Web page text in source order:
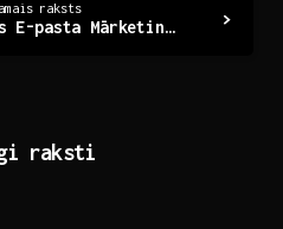
raksts
Automatizētais E-pasta Mārketings: Efektivitātes Atslēgas
raksti